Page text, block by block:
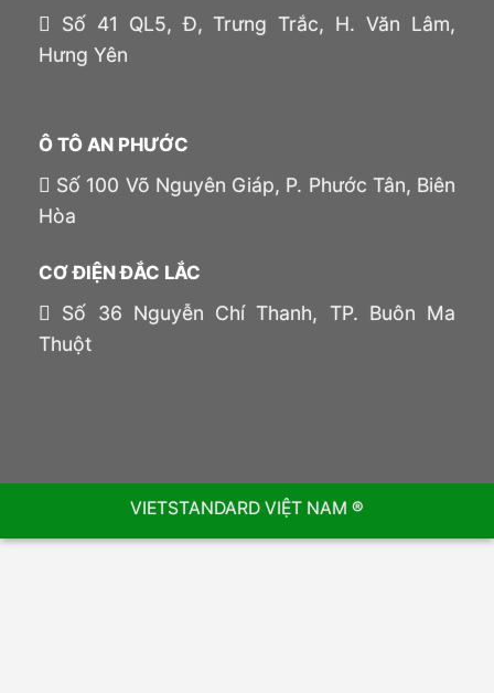
Số 41 QL5, Đ, Trưng Trắc, H. Văn Lâm,
Hưng Yên
Ô TÔ AN PHƯỚC
Số 100 Võ Nguyên Giáp, P. Phước Tân, Biên
Hòa
CƠ ĐIỆN ĐẮC LẮC
Số 36 Nguyễn Chí Thanh, TP. Buôn Ma
Thuột
VIETSTANDARD VIỆT NAM ®